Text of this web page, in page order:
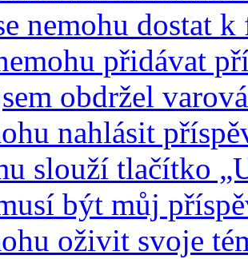
nemohu dostat k
přidávat
obdržel
nahlásit
slouží tlačítko
být můj
oživit svoje